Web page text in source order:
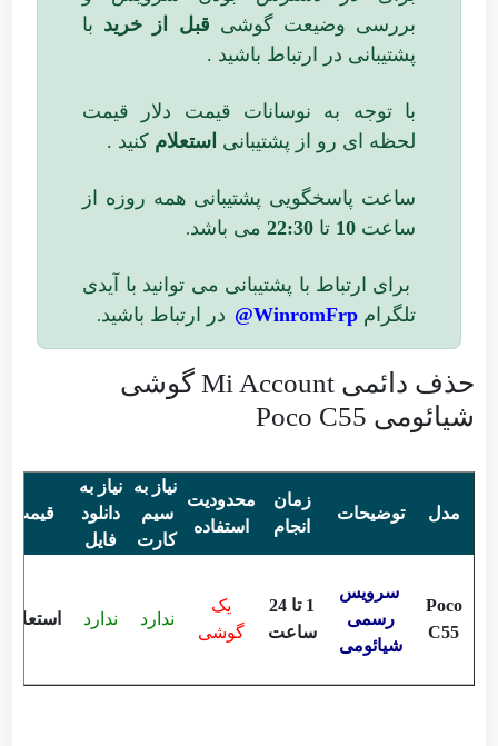
بررسی وضیعت گوشی قبل از خرید با
پشتیبانی در ارتباط باشید .
با توجه به نوسانات قیمت دلار قیمت
لحظه ای رو از پشتیبانی استعلام کنید .
ساعت پاسخگویی پشتیبانی همه روزه از
ساعت10 تا22:30 می باشد.
برای ارتباط با پشتیبانی می توانید با آیدی
تلگرامWinromFrp@ در ارتباط باشید.
حذف دائمی Mi Account گوشی
شیائومی Poco C55
مدل توضیحات
زمان
انجام
محدودیت
استفاده
نیاز به
سیم
کارت
نیاز به
دانلود
فایل
قیمت
Poco
C55
سرویس
رسمی
شیائومی
1 تا 24
ساعت
یک
گوشی
ندارد ندارد استعلام